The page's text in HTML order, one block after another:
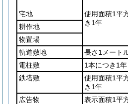
宅地
使用面積1平
き1年
耕作地
物置場
軌道敷地
長さ1メート
電柱敷
1本につき1年
鉄塔敷
使用面積1平
き1年
広告物
表示面積1平